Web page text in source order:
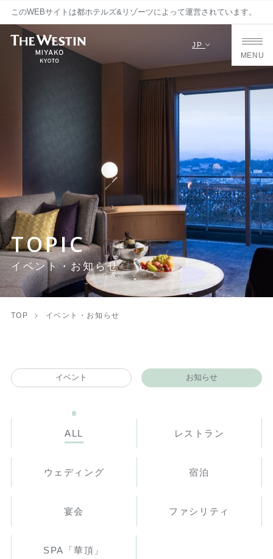
JP
MENU
TOPIC
イベント・お知らせ
このWEBサイトは都ホテルズ&リゾーツによって運営されています。
TOP イベント・お知らせ
イベント お知らせ
ALL レストラン
ウェディング 宿泊
宴会 ファシリティ
SPA「華頂」